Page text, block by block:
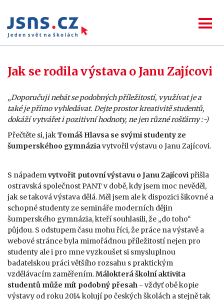
Jak se rodila výstava o Janu Zajícovi
„Doporučuji nebát se podobných příležitostí, využívat je a
také je přímo vyhledávat. Dejte prostor kreativitě studentů,
dokáží vytvářet i pozitivní hodnoty, ne jen různé rošťárny :-)
Přečtěte si, jakTomáš Hlavsa se svými studenty ze
šumperskéhoo gymnáziavytvořil výstavu o Janu Zajícovi.
S nápademvytvořit putovní výstavu o Janu Zajícovi přišla
ostravská společnost PANT v době, kdy jsem moc nevěděl,
jak se taková výstava dělá. Měl jsem ale k dispozici šikovné a
schopné studenty ze semináře moderních dějin
šumperského gymnázia, kteří souhlasili, že „do toho“
půjdou. S odstupem času mohu říci, že práce na výstavě a
webové stránce byla mimořádnou příležitostí nejen pro
studenty ale i pro mne vyzkoušet si smysluplnou
badatelskou práci většího rozsahu s praktickým
vzdělávacím zaměřením.Málokterá školní aktivita
studentů může mít podobný přesah - vždyť obě kopie
výstavy od roku 2014 kolují po českých školách a stejně tak